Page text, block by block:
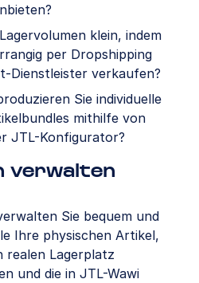
klein, indem
per Dropshipping
Dienstleister verkaufen?
Sie individuelle
mithilfe von
JTL-Konfigurator?
verwalten
Sie bequem und
Ihre physischen Artikel,
realen Lagerplatz
und die in JTL-Wawi